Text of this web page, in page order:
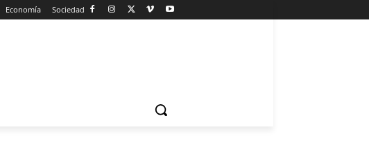
Economía Sociedad